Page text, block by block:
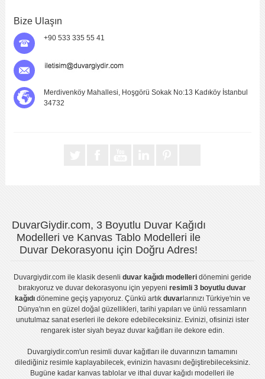
Bize Ulaşın
+90 533 335 55 41
Merdivenköy Mahallesi, Hoşgörü Sokak No:13 Kadıköy İstanbul
34732
DuvarGiydir.com, 3 Boyutlu Duvar Kağıdı
Modelleri ve Kanvas Tablo Modelleri ile
Duvar Dekorasyonu için Doğru Adres!
Duvargiydir.comile klasik desenli duvar kağıdı modelleridönemini geride
bırakıyoruz veduvar dekorasyonu için yepyeniresimli 3 boyutlu duvar
kağıdıdönemine geçiş yapıyoruz. Çünkü artık duvarlarınızı Türkiye'nin ve
Dünya'nın en güzel doğal güzellikleri, tarihi yapıları ve ünlü ressamların
unutulmaz sanat eserleri ile dekore edebileceksiniz. Evinizi, ofisinizi ister
rengarek ister siyah beyaz duvar kağıtlarıile dekore edin.
Duvargiydir.com'unresimli duvar kağıtları ile duvarınızın tamamını
dilediğiniz resimle kaplayabilecek, evinizin havasını değiştirebileceksiniz.
Bugüne kadar kanvas tablo lar veithal duvar kağıdı modelleri ile